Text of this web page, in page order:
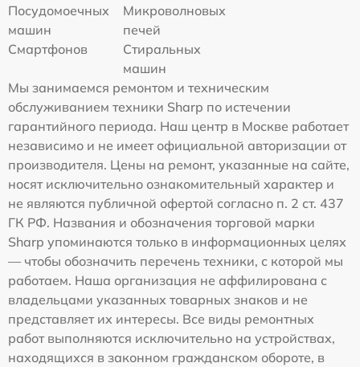
Посудомоечных
машин
Микроволновых
печей
Смартфонов
Стиральных
машин
Мы занимаемся ремонтом и техническим
обслуживанием техники Sharp по истечении
гарантийного периода. Наш центр в Москве работает
независимо и не имеет официальной авторизации от
производителя. Цены на ремонт, указанные на сайте,
носят исключительно ознакомительный характер и
не являются публичной офертой согласно п. 2 ст. 437
ГК РФ. Названия и обозначения торговой марки
Sharp упоминаются только в информационных целях
— чтобы обозначить перечень техники, с которой мы
работаем. Наша организация не аффилирована с
владельцами указанных товарных знаков и не
представляет их интересы. Все виды ремонтных
работ выполняются исключительно на устройствах,
находящихся в законном гражданском обороте, в